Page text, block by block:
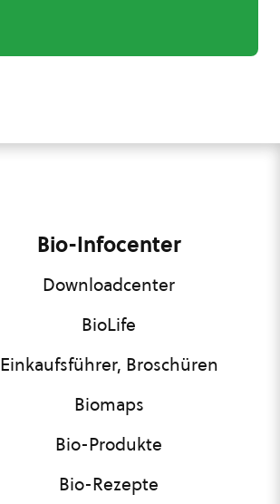
Bio-Infocenter
Downloadcenter
BioLife
Einkaufsführer, Broschüren
Biomaps
Bio-Produkte
Bio-Rezepte